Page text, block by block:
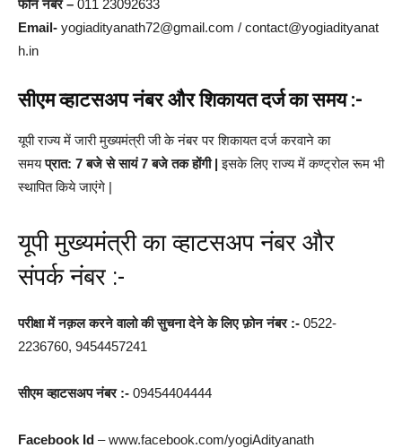
फोन नंबर – 011 23092633
Email- yogiadityanath72@gmail.com / contact@yogiadityanat
h.in
सीएम व्हाटसअप नंबर और शिकायत दर्ज का समय :-
यूपी राज्य में जारी मुख्यमंत्री जी के नंबर पर शिकायत दर्ज करवाने का
समयप्रात: 7 बजे से सायं 7 बजे तक होंगी | इसके लिए राज्य में कण्ट्रोल रूम भी
स्थापित किये जाएंगे |
यूपी मुख्यमंत्री का व्हाटसअप नंबर और
संपर्क नंबर :-
परीक्षा में नक़ल करने वालो की सुचना देने के लिए फ़ोन नंबर :- 0522-
2236760, 9454457241
सीएम व्हाटसअप नंबर :- 09454404444
Facebook Id – www.facebook.com/yogiAdityanath